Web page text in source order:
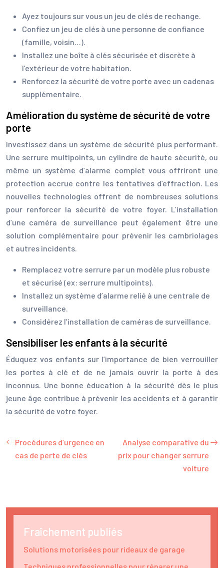
Ayez toujours sur vous un jeu de clés de rechange.
Confiez un jeu de clés à une personne de confiance
(famille, voisin…).
Installez une boîte à clés sécurisée et discrète à
l’extérieur de votre habitation.
Renforcez la sécurité de votre porte avec un cadenas
supplémentaire.
Amélioration du système de sécurité de votre
porte
Investissez dans un système de sécurité plus performant.
Une serrure multipoints, un cylindre de haute sécurité, ou
même un système d’alarme complet vous offriront une
protection accrue contre les tentatives d’effraction. Les
nouvelles technologies offrent de nombreuses solutions
pour renforcer la sécurité de votre foyer. L’installation
d’une caméra de surveillance peut également être une
solution complémentaire pour prévenir les cambriolages
et autres incidents.
Remplacez votre serrure par un modèle plus robuste
et sécurisé (ex: serrure multipoints).
Installez un système d’alarme relié à une centrale de
surveillance.
Considérez l’installation de caméras de surveillance.
Sensibiliser les enfants à la sécurité
Éduquez vos enfants sur l’importance de bien verrouiller
les portes à clé et de ne jamais ouvrir la porte à des
inconnus. Une bonne éducation à la sécurité dès le plus
jeune âge contribue à prévenir les accidents et à garantir
la sécurité de votre foyer.
Procédures d’urgence en
cas de perte de clés
Analyse comparative du
prix pour changer serrure
voiture
Fraîchement publiés
Solutions motorisées pour rideaux de garage
Techniques professionnelles pour réparer une